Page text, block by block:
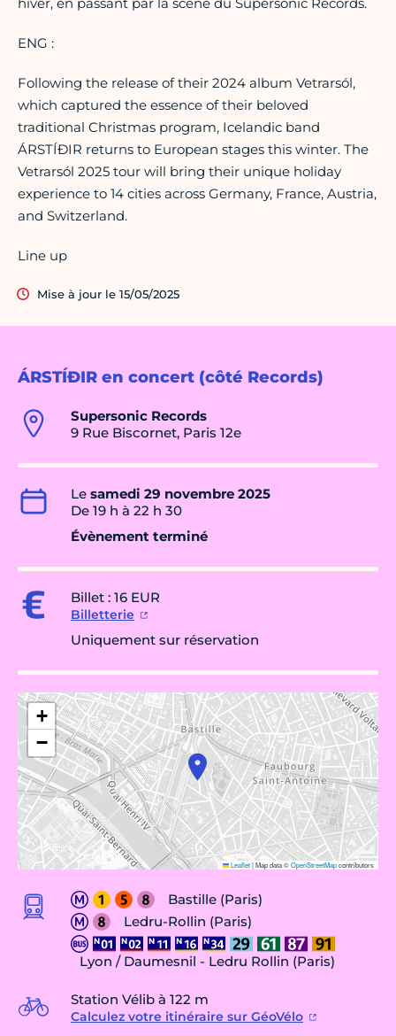
ÁRSTÍÐIR en concert (côté Records)
Supersonic Records
9 Rue Biscornet, Paris 12e
Le samedi 29 novembre 2025
De 19 h à 22 h 30
Évènement terminé
Billet : 16 EUR
Billetterie
Uniquement sur réservation
+
−
Leaflet|Map data ©OpenStreetMapcontributors
Bastille (Paris)
Ledru-Rollin (Paris)
Lyon / Daumesnil - Ledru Rollin (Paris)
Station Vélib à 122 m
Calculez votre itinéraire sur GéoVélo
hiver, en passant par la scène du Supersonic Records.
ENG :
Following the release of their 2024 album Vetrarsól,
which captured the essence of their beloved
traditional Christmas program, Icelandic band
ÁRSTÍÐIR returns to European stages this winter. The
Vetrarsól 2025 tour will bring their unique holiday
experience to 14 cities across Germany, France, Austria,
and Switzerland.
Line up
Mise à jour le 15/05/2025